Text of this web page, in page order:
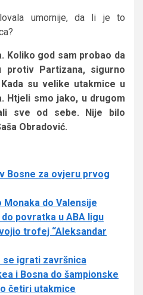
umornije, da li je to
Koliko god sam probao da
protiv Partizana, sigurno
su velike utakmice u
Htjeli smo jako, u drugom
sve od sebe. Nije bilo
Obradović.
Bosne za ovjeru prvog
do Valensije
povratka u ABA ligu
trofej “Aleksandar
se igrati završnica
i Bosna do šampionske
četiri utakmice